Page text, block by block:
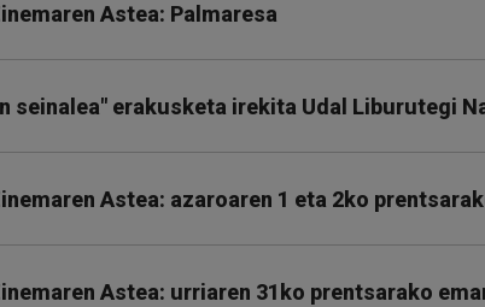
Astea: Palmaresa
seinalea" erakusketa irekita Udal Liburutegi
Astea: azaroaren 1 eta 2ko
Astea: urriaren 31ko prentsarako